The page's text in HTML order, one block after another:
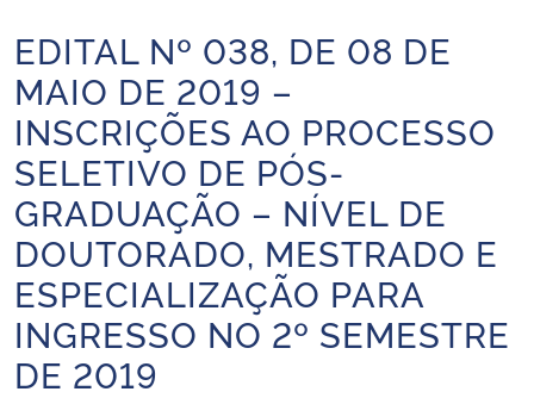
Ministério da Educação
Ministério da Cidadania
Ministério da Saúde
Ministério de Minas e Energia
Ministério da Ciência, Tecnologia, Inovações e Comunicações
Início do conteúdo
EDITAL Nº 038, DE 08 DE
MAIO DE 2019 –
INSCRIÇÕES AO PROCESSO
SELETIVO DE PÓS-
GRADUAÇÃO – NÍVEL DE
DOUTORADO, MESTRADO E
ESPECIALIZAÇÃO PARA
INGRESSO NO 2º SEMESTRE
DE 2019